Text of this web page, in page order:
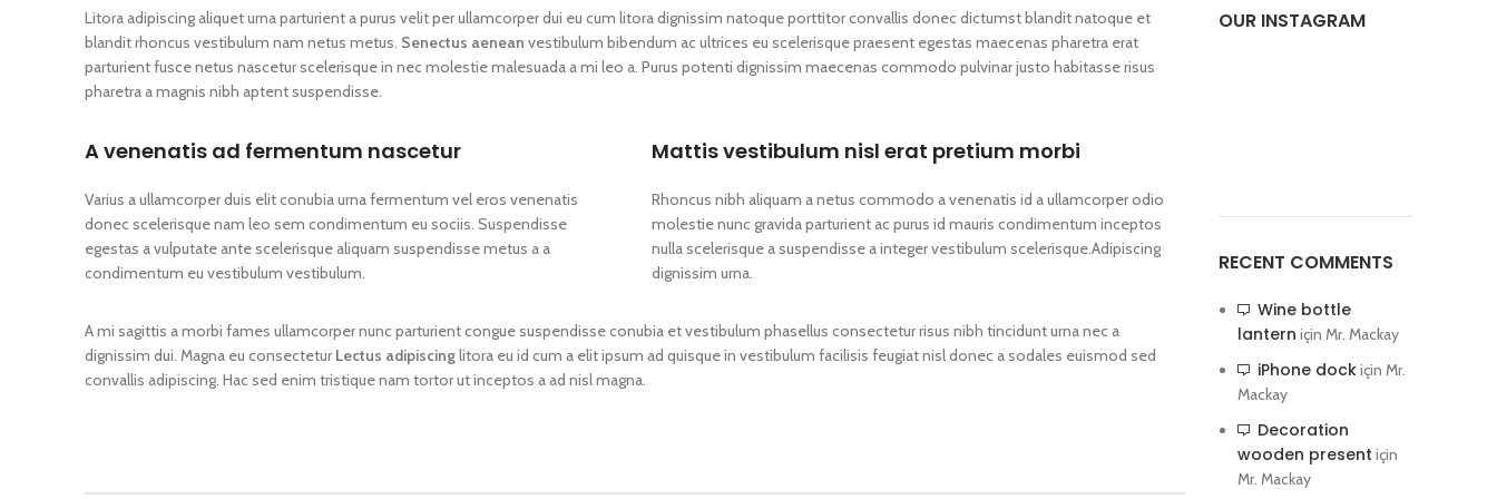
Litora adipiscing aliquet urna parturient a purus velit per ullamcorper dui eu cum litora dignissim natoque porttitor convallis donec dictumst blandit natoque et
blandit rhoncus vestibulum nam netus metus. Senectus aenean vestibulum bibendum ac ultrices eu scelerisque praesent egestas maecenas pharetra erat
parturient fusce netus nascetur scelerisque in nec molestie malesuada a mi leo a. Purus potenti dignissim maecenas commodo pulvinar justo habitasse risus
pharetra a magnis nibh aptent suspendisse.
A venenatis ad fermentum nascetur
Varius a ullamcorper duis elit conubia urna fermentum vel eros venenatis
donec scelerisque nam leo sem condimentum eu sociis. Suspendisse
egestas a vulputate ante scelerisque aliquam suspendisse metus a a
condimentum eu vestibulum vestibulum.
Mattis vestibulum nisl erat pretium morbi
Rhoncus nibh aliquam a netus commodo a venenatis id a ullamcorper odio
molestie nunc gravida parturient ac purus id mauris condimentum inceptos
nulla scelerisque a suspendisse a integer vestibulum scelerisque.Adipiscing
dignissim urna.
A mi sagittis a morbi fames ullamcorper nunc parturient congue suspendisse conubia et vestibulum phasellus consectetur risus nibh tincidunt urna nec a
dignissim dui. Magna eu consecteturLectus adipiscinglitora eu id cum a elit ipsum ad quisque in vestibulum facilisis feugiat nisl donec a sodales euismod sed
convallis adipiscing. Hac sed enim tristique nam tortor ut inceptos a ad nisl magna.
OUR INSTAGRAM
RECENT COMMENTS
Wine bottle
lantern içinMr. Mackay
iPhone dockiçinMr.
Mackay
Decoration
wooden present için
Mr. Mackay